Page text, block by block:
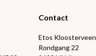
Contact
Etos Kloosterveen
Rondgang 22